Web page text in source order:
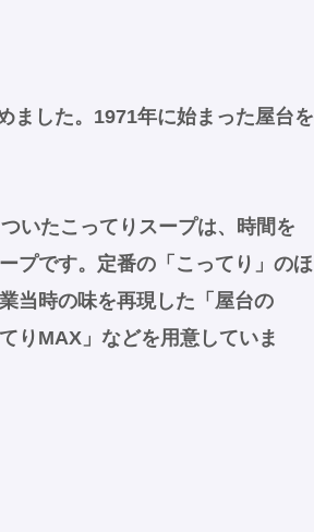
ました。1971年に始まった屋台を
いたこってりスープは、時間を
プです。定番の「こってり」のほ
当時の味を再現した「屋台の
りMAX」などを用意していま